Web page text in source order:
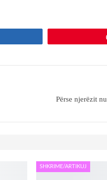
Përse njerëzit
SHKRIME/ARTIKUJ